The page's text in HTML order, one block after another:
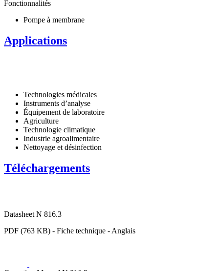
Fonctionnalités
Pompe à membrane
Applications
Technologies médicales
Instruments d’analyse
Équipement de laboratoire
Agriculture
Technologie climatique
Industrie agroalimentaire
Nettoyage et désinfection
Téléchargements
Datasheet N 816.3
PDF (763 KB) - Fiche technique - Anglais